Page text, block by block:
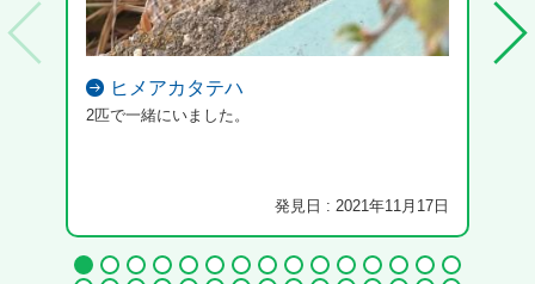
ヒメアカタテハ
2匹で一緒にいました。
発見日 : 2021年11月17日